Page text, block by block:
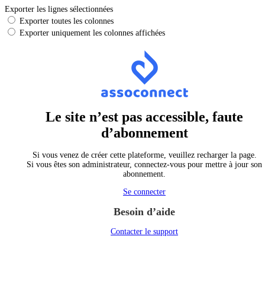
Exporter les lignes sélectionnées
Exporter toutes les colonnes
Exporter uniquement les colonnes affichées
Le site n’est pas accessible, faute
d’abonnement
Si vous venez de créer cette plateforme, veuillez recharger la page.
Si vous êtes son administrateur, connectez-vous pour mettre à jour son
abonnement.
Se connecter
Besoin d’aide
Contacter le support